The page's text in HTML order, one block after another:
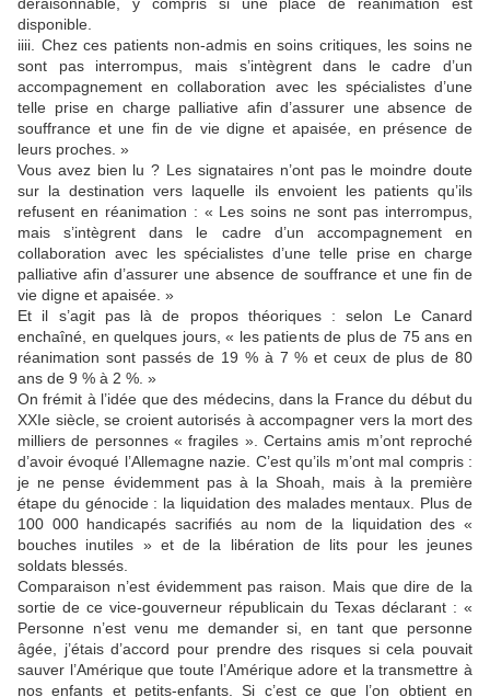
disponible.
iiii. Chez ces patients non-admis en soins critiques, les soins ne
sont pas interrompus, mais s’intègrent dans le cadre d’un
accompagnement en collaboration avec les spécialistes d’une
telle prise en charge palliative afin d’assurer une absence de
souffrance et une fin de vie digne et apaisée, en présence de
leurs proches. »
Vous avez bien lu ? Les signataires n’ont pas le moindre doute
sur la destination vers laquelle ils envoient les patients qu’ils
refusent en réanimation : « Les soins ne sont pas interrompus,
mais s’intègrent dans le cadre d’un accompagnement en
collaboration avec les spécialistes d’une telle prise en charge
palliative afin d’assurer une absence de souffrance et une fin de
vie digne et apaisée. »
Et il s’agit pas là de propos théoriques : selon Le Canard
enchaîné, en quelques jours, « les patients de plus de 75 ans en
réanimation sont passés de 19 % à 7 % et ceux de plus de 80
ans de 9 % à 2 %. »
On frémit à l’idée que des médecins, dans la France du début du
XXIe siècle, se croient autorisés à accompagner vers la mort des
milliers de personnes « fragiles ». Certains amis m’ont reproché
d’avoir évoqué l’Allemagne nazie. C’est qu’ils m’ont mal compris :
je ne pense évidemment pas à la Shoah, mais à la première
étape du génocide : la liquidation des malades mentaux. Plus de
100 000 handicapés sacrifiés au nom de la liquidation des «
bouches inutiles » et de la libération de lits pour les jeunes
soldats blessés.
Comparaison n’est évidemment pas raison. Mais que dire de la
sortie de ce vice-gouverneur républicain du Texas déclarant : «
Personne n’est venu me demander si, en tant que personne
âgée, j’étais d’accord pour prendre des risques si cela pouvait
sauver l’Amérique que toute l’Amérique adore et la transmettre à
nos enfants et petits-enfants. Si c’est ce que l’on obtient en